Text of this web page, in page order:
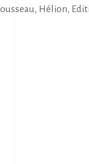
Hélion,